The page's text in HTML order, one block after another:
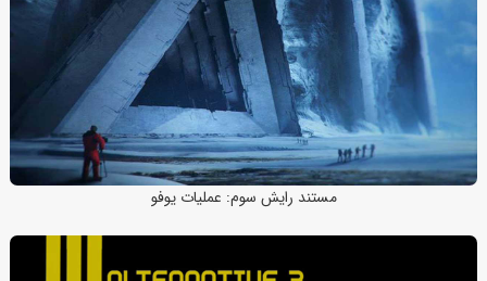
مستند رایش سوم: عملیات یوفو